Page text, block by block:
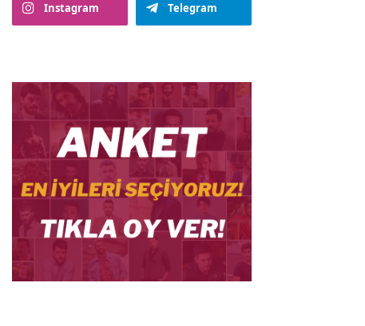
Instagram Telegram